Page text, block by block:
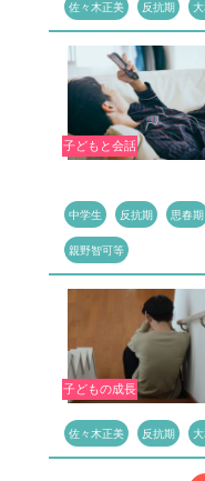
佐々木正美 反抗期
子どもと会話
中学生 反抗期 思春期
親野智可等
子どもの成長
佐々木正美 反抗期